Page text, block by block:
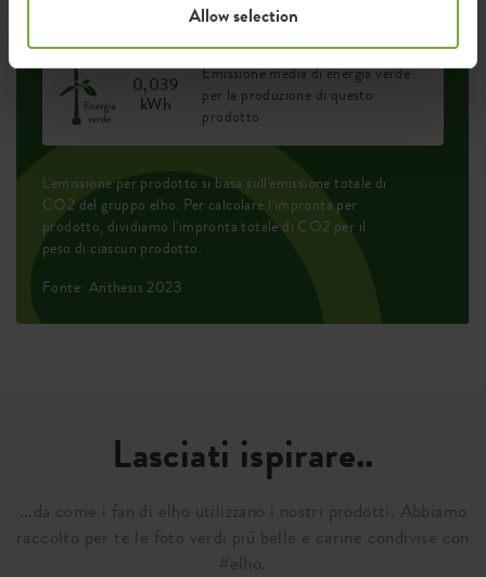
Allow selection
0,039
kWh
Emissione media di energia verde
per la produzione di questo
prodotto
L'emissione per prodotto si basa sull'emissione totale di
CO2 del gruppo elho. Per calcolare l'impronta per
prodotto, dividiamo l'impronta totale di CO2 per il
peso di ciascun prodotto.
Fonte: Anthesis 2023
Lasciati ispirare..
...da come i fan di elho utilizzano i nostri prodotti. Abbiamo
raccolto per te le foto verdi più belle e carine condivise con
#elho.